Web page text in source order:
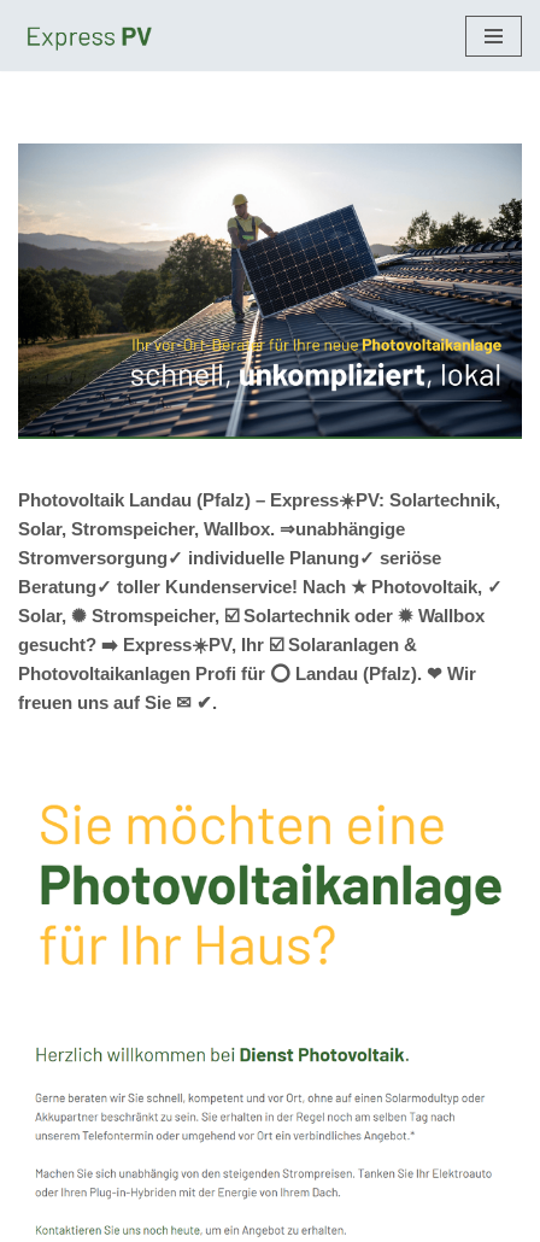
Photovoltaik Landau (Pfalz) – Express☀️PV️: Solartechnik,
Solar, Stromspeicher, Wallbox. ⇒unabhängige
Stromversorgung✓ individuelle Planung✓ seriöse
Beratung✓ toller Kundenservice! Nach ★ Photovoltaik, ✓
Solar, ✺ Stromspeicher, ☑️ Solartechnik oder ✹ Wallbox
gesucht? ➡️ Express☀️PV️, Ihr ☑️ Solaranlagen &
Photovoltaikanlagen Profi für ⭕ Landau (Pfalz). ❤ Wir
freuen uns auf Sie ✉ ✔.